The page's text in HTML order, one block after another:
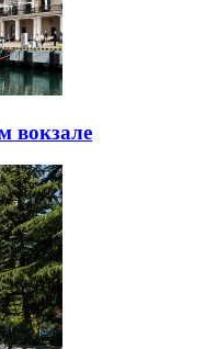
вокзале